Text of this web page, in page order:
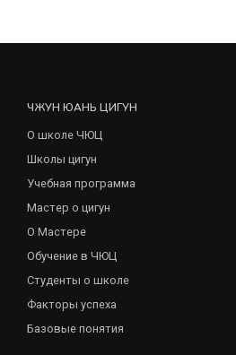
ЧЖУН ЮАНЬ ЦИГУН
О школе ЧЮЦ
Школы цигун
Учебная программа
Мастер о цигун
О Мастере
Обучение в ЧЮЦ
Студенты о школе
Факторы успеха
Базовые понятия